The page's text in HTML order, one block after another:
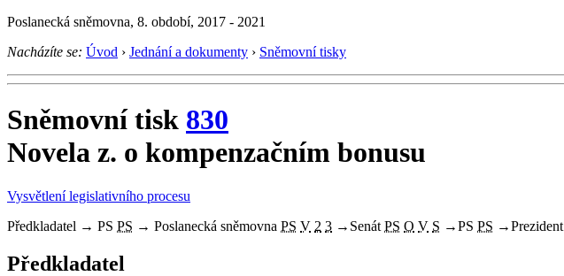
Poslanecká sněmovna, 8. období, 2017 - 2021
Nacházíte se: Úvod › Jednání a dokumenty › Sněmovní tisky
Sněmovní tisk 830
Novela z. o kompenzačním bonusu
Vysvětlení legislativního procesu
Předkladatel → PS PS → Poslanecká sněmovna PS V 2 3 → Senát PS O V S →PS PS →Prezident
Předkladatel